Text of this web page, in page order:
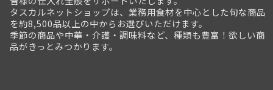
タスカルネットショップは、業務用食材を中心とした旬な商品
を約8,500品以上の中からお選びいただけます。
季節の商品や中華・介護・調味料など、種類も豊富！欲しい商
品がきっとみつかります。